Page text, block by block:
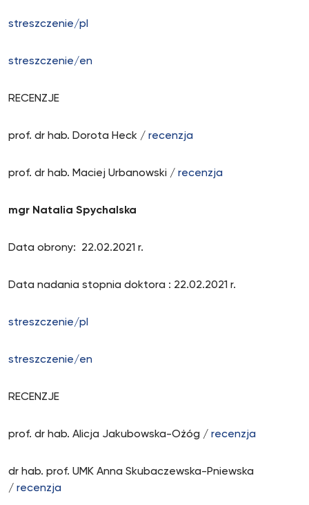
streszczenie/pl
streszczenie/en
RECENZJE
prof. dr hab. Dorota Heck / recenzja
prof. dr hab. Maciej Urbanowski / recenzja
mgr Natalia Spychalska
Data obrony: 22.02.2021 r.
Data nadania stopnia doktora : 22.02.2021 r.
streszczenie/pl
streszczenie/en
RECENZJE
prof. dr hab. Alicja Jakubowska-Ożóg / recenzja
dr hab. prof. UMK Anna Skubaczewska-Pniewska
/ recenzja